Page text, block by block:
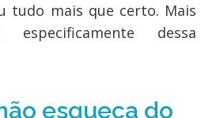
tudo mais que certo. Mais
especificamente dessa
esqueça do